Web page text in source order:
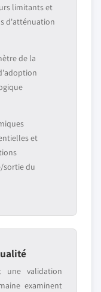
limitants et
d'atténuation
de la
et
sortie du
une validation
examinent